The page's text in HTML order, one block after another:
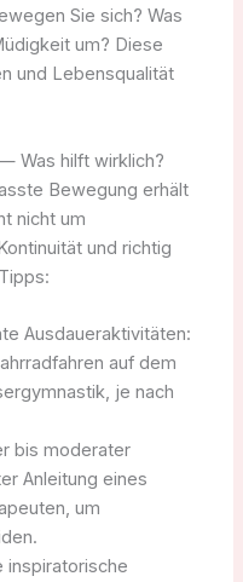
Sie sich? Was
um? Diese
und Lebensqualität
Was hilft wirklich?
Bewegung erhält
nicht um
und richtig
Ausdaueraktivitäten:
auf dem
je nach
bis moderater
Anleitung eines
um
inspiratorische